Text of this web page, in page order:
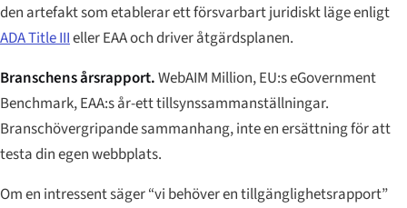
den artefakt som etablerar ett försvarbart juridiskt läge enligt
ADA Title IIIeller EAA och driver åtgärdsplanen.
Branschens årsrapport.WebAIM Million, EU:s eGovernment
Benchmark, EAA:s år-ett tillsynssammanställningar.
Branschövergripande sammanhang, inte en ersättning för att
testa din egen webbplats.
Om en intressent säger “vi behöver en tillgänglighetsrapport”